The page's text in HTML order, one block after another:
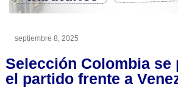
septiembre 8, 2025
Selección Colombia se
el partido frente a